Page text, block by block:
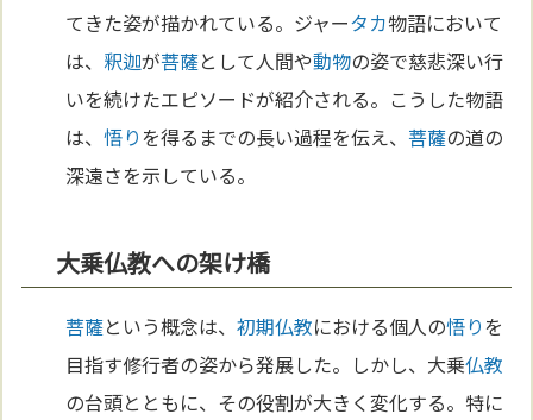
てきた姿が描かれている。ジャータカ物語において
は、釈迦が菩薩として人間や動物の姿で慈悲深い行
いを続けたエピソードが紹介される。こうした物語
は、悟りを得るまでの長い過程を伝え、菩薩の道の
深遠さを示している。
大乗仏教への架け橋
菩薩という概念は、初期仏教における個人の悟りを
目指す修行者の姿から発展した。しかし、大乗仏教
の台頭とともに、その役割が大きく変化する。特に